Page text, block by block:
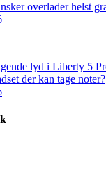
overlader helst
lyd i Liberty 5
der kan tage noter?